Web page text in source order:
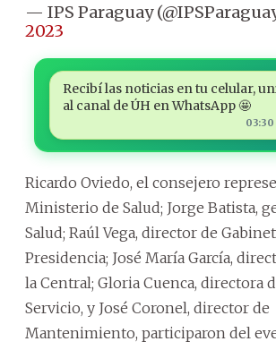
— IPS Paraguay
2023
Recibí las noticias en tu celular,
al canal de ÚH en WhatsApp 🤩
03:30
Ricardo Oviedo, el consejero
Ministerio de Salud; Jorge Batista,
Salud; Raúl Vega, director de
Presidencia; José María García,
la Central; Gloria Cuenca, directora
Servicio, y José Coronel, director de
Mantenimiento, participaron del